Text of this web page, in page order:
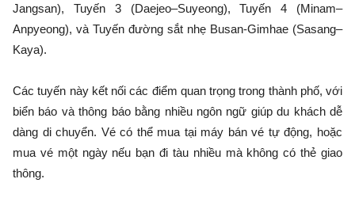
Jangsan), Tuyến 3 (Daejeo–Suyeong), Tuyến 4 (Minam–
Anpyeong), và Tuyến đường sắt nhẹ Busan-Gimhae (Sasang–
Kaya).
Các tuyến này kết nối các điểm quan trọng trong thành phố, với
biển báo và thông báo bằng nhiều ngôn ngữ giúp du khách dễ
dàng di chuyển. Vé có thể mua tại máy bán vé tự động, hoặc
mua vé một ngày nếu bạn đi tàu nhiều mà không có thẻ giao
thông.